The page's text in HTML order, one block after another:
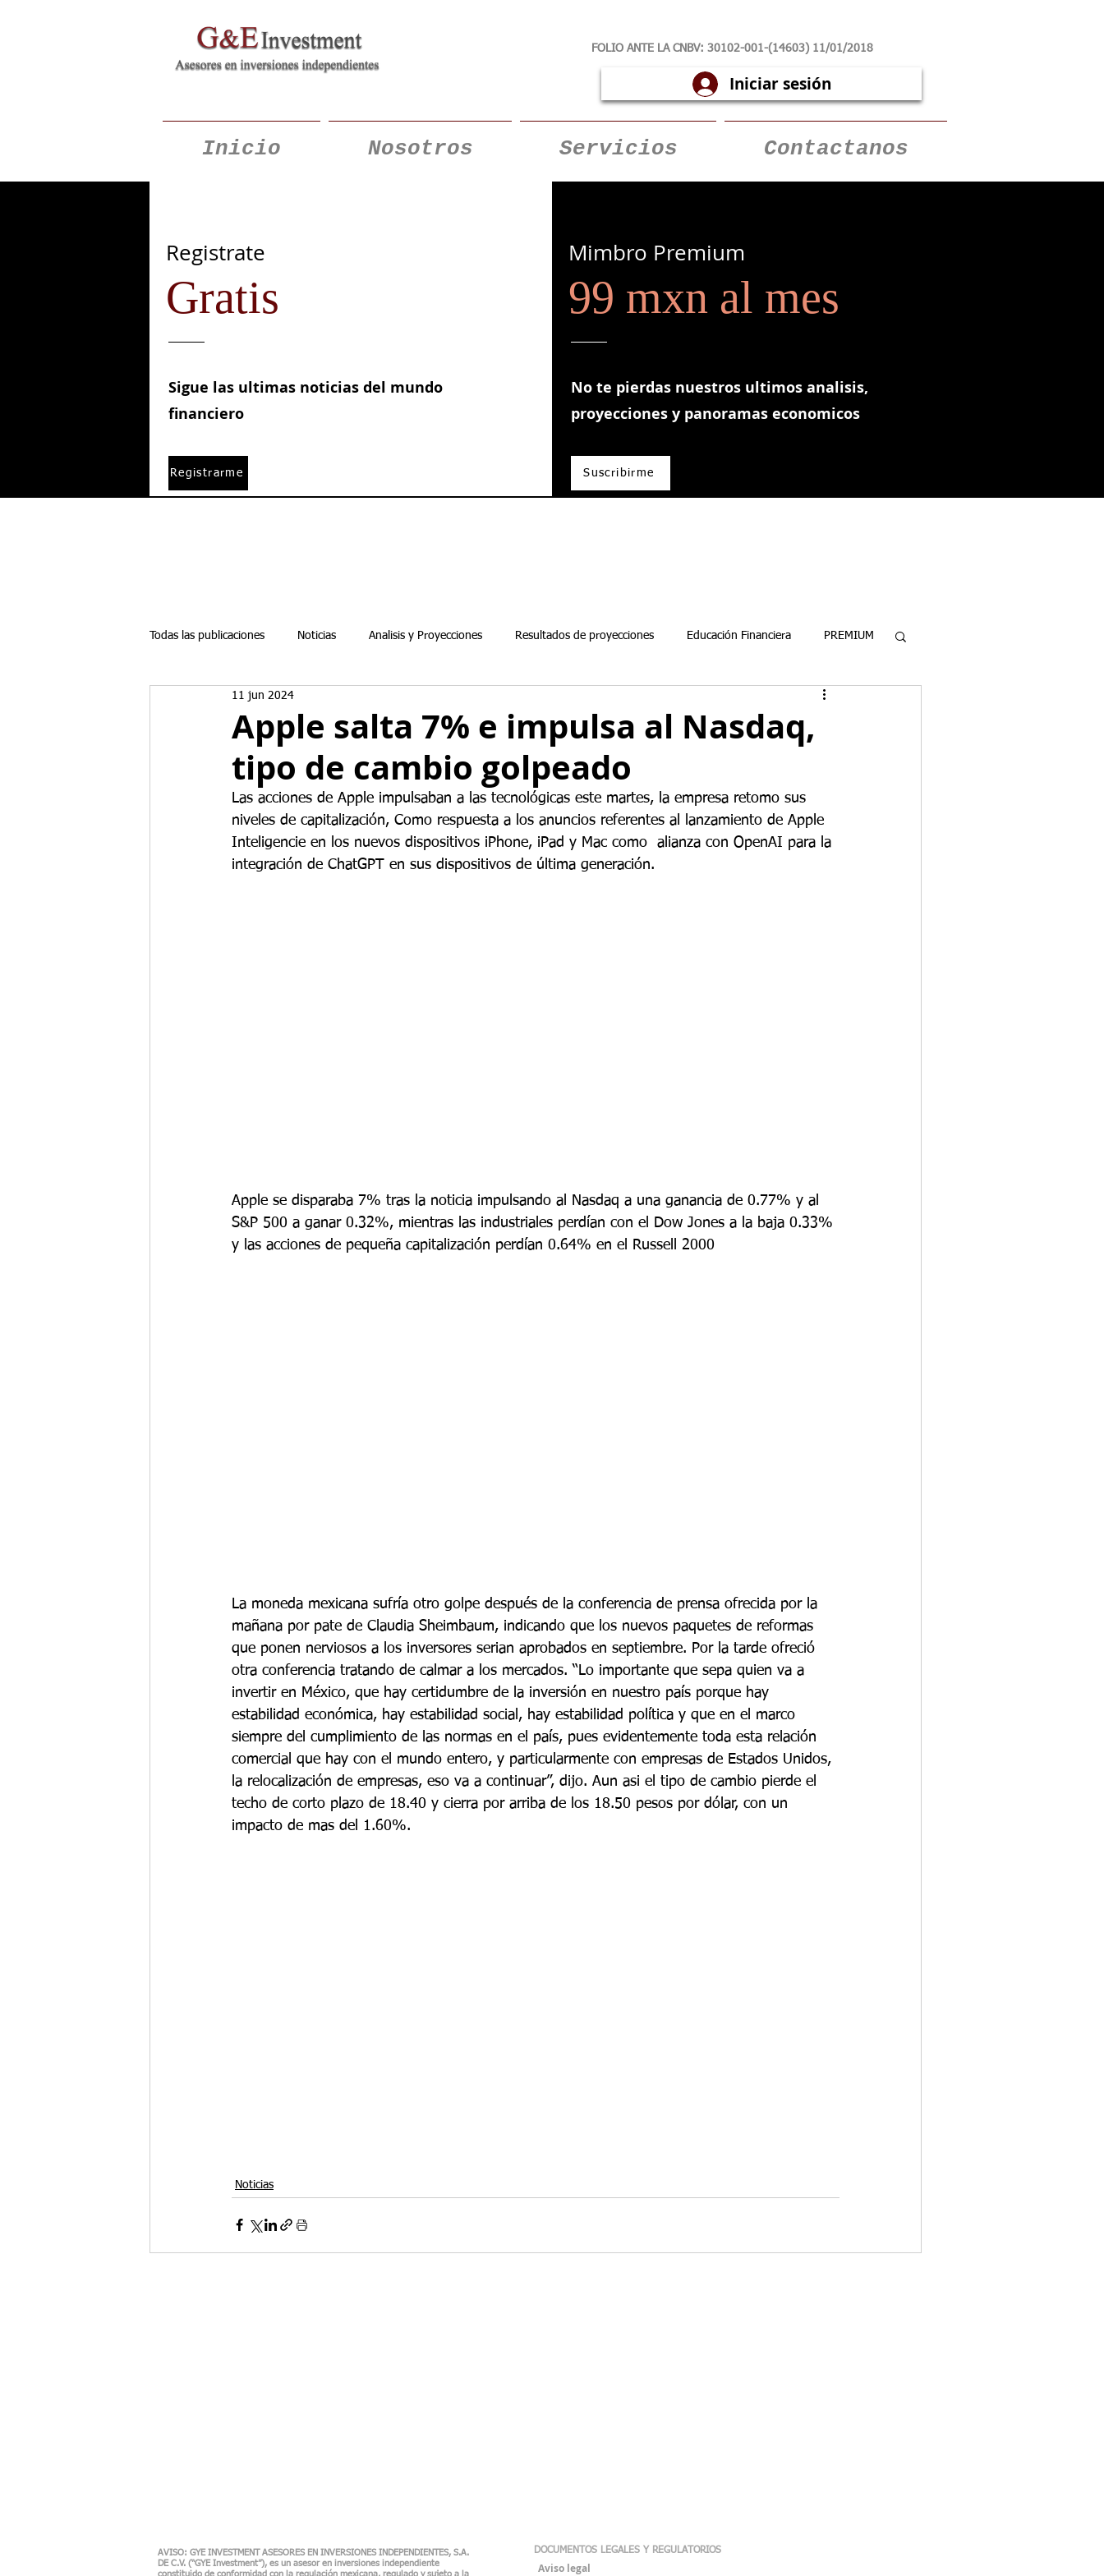
FOLIO ANTE LA CNBV: 30102-001-(14603) 11/01/2018
Iniciar sesión
Inicio Nosotros Servicios Contactanos
Registrate
Gratis
Sigue las ultimas noticias del mundo
financiero
Registrarme
Mimbro Premium
99 mxn al mes
No te pierdas nuestros ultimos analisis,
proyecciones y panoramas economicos
Suscribirme
Todas las publicaciones Noticias Analisis y Proyecciones Resultados de proyecciones Educación Financiera PREMIUM
Boletines semanales
Apple salta 7% e impulsa al Nasdaq,
tipo de cambio golpeado
11 jun 2024
Las acciones de Apple impulsaban a las tecnológicas este martes, la empresa retomo sus
niveles de capitalización, Como respuesta a los anuncios referentes al lanzamiento de Apple
Inteligencie en los nuevos dispositivos iPhone, iPad y Mac como  alianza con OpenAI para la
integración de ChatGPT en sus dispositivos de última generación.
Apple se disparaba 7% tras la noticia impulsando al Nasdaq a una ganancia de 0.77% y al
S&P 500 a ganar 0.32%, mientras las industriales perdían con el Dow Jones a la baja 0.33%
y las acciones de pequeña capitalización perdían 0.64% en el Russell 2000
La moneda mexicana sufría otro golpe después de la conferencia de prensa ofrecida por la
mañana por pate de Claudia Sheimbaum, indicando que los nuevos paquetes de reformas
que ponen nerviosos a los inversores serian aprobados en septiembre. Por la tarde ofreció
otra conferencia tratando de calmar a los mercados. “Lo importante que sepa quien va a
invertir en México, que hay certidumbre de la inversión en nuestro país porque hay
estabilidad económica, hay estabilidad social, hay estabilidad política y que en el marco
siempre del cumplimiento de las normas en el país, pues evidentemente toda esta relación
comercial que hay con el mundo entero, y particularmente con empresas de Estados Unidos,
la relocalización de empresas, eso va a continuar”, dijo. Aun asi el tipo de cambio pierde el
techo de corto plazo de 18.40 y cierra por arriba de los 18.50 pesos por dólar, con un
impacto de mas del 1.60%.
Noticias
AVISO: GYE INVESTMENT ASESORES EN INVERSIONES INDEPENDIENTES, S.A.
DE C.V. (“GYE Investment”), es un asesor en inversiones independiente
constituido de conformidad con la regulación mexicana, regulado y sujeto a la
DOCUMENTOS LEGALES Y REGULATORIOS
Aviso legal